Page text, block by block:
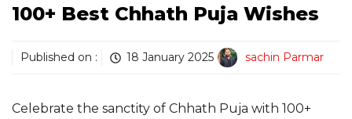
100+ Best Chhath Puja Wishes
Published on : 18 January 2025 sachin Parmar
Celebrate the sanctity of Chhath Puja with 100+